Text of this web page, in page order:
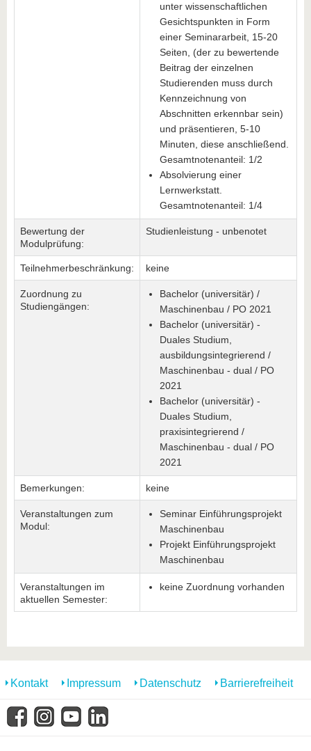
unter wissenschaftlichen
Gesichtspunkten in Form
einer Seminararbeit, 15-20
Seiten, (der zu bewertende
Beitrag der einzelnen
Studierenden muss durch
Kennzeichnung von
Abschnitten erkennbar sein)
und präsentieren, 5-10
Minuten, diese anschließend.
Gesamtnotenanteil: 1/2
Absolvierung einer
Lernwerkstatt.
Gesamtnotenanteil: 1/4
Bewertung der
Modulprüfung:
Studienleistung - unbenotet
Teilnehmerbeschränkung: keine
Zuordnung zu
Studiengängen:
Bachelor (universitär) /
Maschinenbau / PO 2021
Bachelor (universitär) -
Duales Studium,
ausbildungsintegrierend /
Maschinenbau - dual / PO
2021
Bachelor (universitär) -
Duales Studium,
praxisintegrierend /
Maschinenbau - dual / PO
2021
Bemerkungen: keine
Veranstaltungen zum
Modul:
Seminar Einführungsprojekt
Maschinenbau
Projekt Einführungsprojekt
Maschinenbau
Veranstaltungen im
aktuellen Semester:
keine Zuordnung vorhanden
Kontakt Impressum Datenschutz Barrierefreiheit